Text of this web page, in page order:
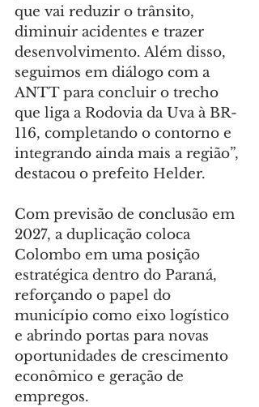
que vai reduzir o trânsito,
diminuir acidentes e trazer
desenvolvimento. Além disso,
seguimos em diálogo com a
ANTT para concluir o trecho
que liga a Rodovia da Uva à BR-
116, completando o contorno e
integrando ainda mais a região”,
destacou o prefeito Helder.
Com previsão de conclusão em
2027, a duplicação coloca
Colombo em uma posição
estratégica dentro do Paraná,
reforçando o papel do
município como eixo logístico
e abrindo portas para novas
oportunidades de crescimento
econômico e geração de
empregos.